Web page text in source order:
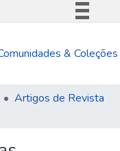
Comunica BR
à informação
& Coleções
Artigos de Revista